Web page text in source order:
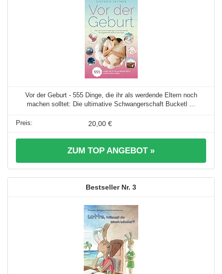
Vor der Geburt - 555 Dinge, die ihr als werdende Eltern noch
machen solltet: Die ultimative Schwangerschaft Bucketl ...
20,00 €
ZUM TOP ANGEBOT »
3